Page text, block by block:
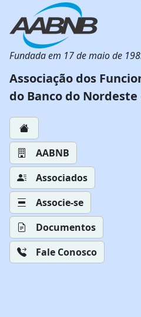
Fundada em 17 de maio de
Associação dos
do Banco do Nordeste
AABNB
Associados
Associe-se
Documentos
Fale Conosco